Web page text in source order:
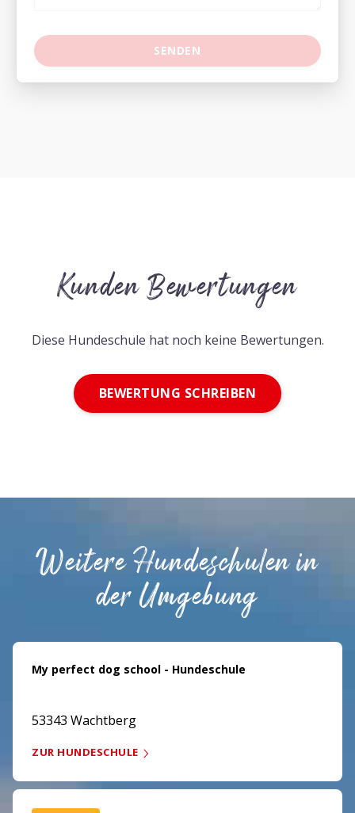
Kunden Bewertungen
Diese Hundeschule hat noch keine Bewertungen.
BEWERTUNG SCHREIBEN
Weitere Hundeschulen in
der Umgebung
My perfect dog school - Hundeschule
53343 Wachtberg
ZUR HUNDESCHULE